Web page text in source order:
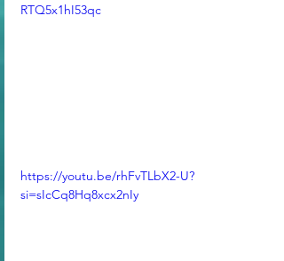
RTQ5x1hI53qc
https://youtu.be/rhFvTLbX2-U?
si=sIcCq8Hq8xcx2nIy